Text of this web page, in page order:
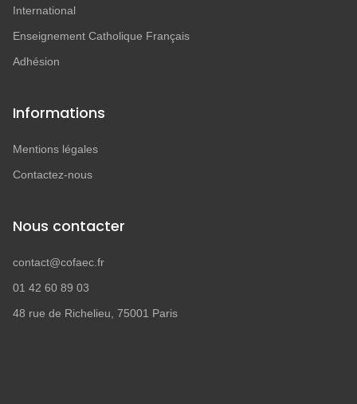
International
Enseignement Catholique Français
Adhésion
Informations
Mentions légales
Contactez-nous
Nous contacter
contact@cofaec.fr
01 42 60 89 03
48 rue de Richelieu, 75001 Paris